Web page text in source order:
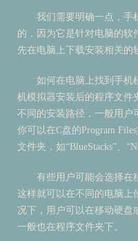
我们需要明确一点，手
的，因为它是针对电脑的软
先在电脑上下载安装相关的
如何在电脑上找到手机
机模拟器安装后的程序文件
不同的安装路径，一般用户
你可以在C盘的Program
文件夹，如“BlueStacks”、
有些用户可能会选择在
这样就可以在不同的电脑上
况下，用户可以在移动硬盘
一般也在程序文件夹下。